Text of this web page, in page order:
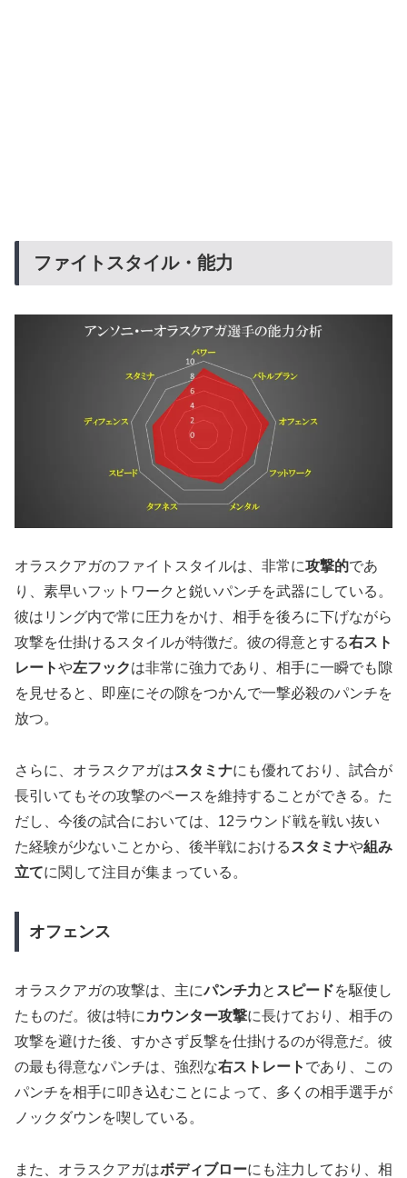
ファイトスタイル・能力
オラスクアガのファイトスタイルは、非常に攻撃的であ
り、素早いフットワークと鋭いパンチを武器にしている。
彼はリング内で常に圧力をかけ、相手を後ろに下げながら
攻撃を仕掛けるスタイルが特徴だ。彼の得意とする右スト
レートや左フックは非常に強力であり、相手に一瞬でも隙
を見せると、即座にその隙をつかんで一撃必殺のパンチを
放つ。
さらに、オラスクアガはスタミナにも優れており、試合が
長引いてもその攻撃のペースを維持することができる。た
だし、今後の試合においては、12ラウンド戦を戦い抜い
た経験が少ないことから、後半戦における スタミナや組み
立てに関して注目が集まっている。
オフェンス
オラスクアガの攻撃は、主にパンチ力と スピードを駆使し
たものだ。彼は特に カウンター攻撃に長けており、相手の
攻撃を避けた後、すかさず反撃を仕掛けるのが得意だ。彼
の最も得意なパンチは、強烈な右ストレート であり、この
パンチを相手に叩き込むことによって、多くの相手選手が
ノックダウンを喫している。
また、オラスクアガはボディブローにも注力しており、相